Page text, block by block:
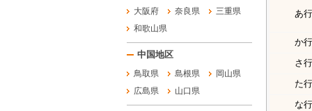
あ行
か行
さ行
た行
な行
大阪府
奈良県
三重県
和歌山県
中国地区
鳥取県 島根県
岡山県
広島県
山口県